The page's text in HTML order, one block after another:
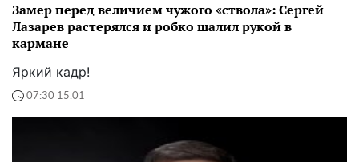
Замер перед величием чужого «ствола»: Сергей
Лазарев растерялся и робко шалил рукой в
кармане
Яркий кадр!
07:30 15.01